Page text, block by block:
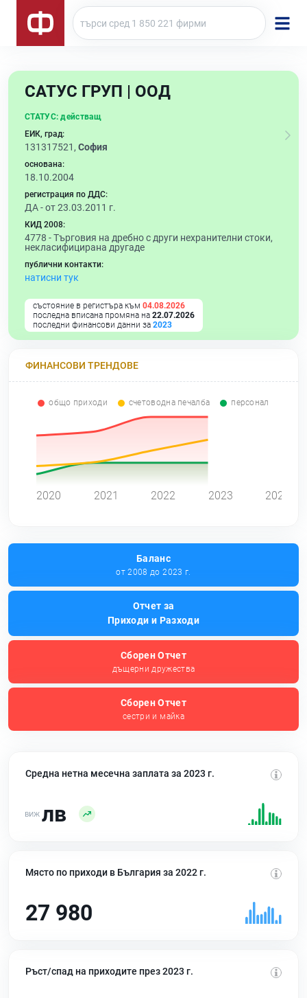
САТУС ГРУП | ООД
СТАТУС: действащ
ЕИК, град:
131317521, София
основана:
18.10.2004
регистрация по ДДС:
ДА - от 23.03.2011 г.
КИД 2008:
4778 -Търговия на дребно с други нехранителни стоки,
некласифицирана другаде
публични контакти:
натисни тук
състояние в регистъра към 04.08.2026
последна вписана промяна на 22.07.2026
последни финансови данни за 2023
ФИНАНСОВИ ТРЕНДОВЕ
общо приходи счетоводна печалба персонал
2020 2021 2022 2023 2024
Баланс
от 2008 до 2023 г.
Отчет за
Приходи и Разходи
Сборен Отчет
дъщерни дружества
Сборен Отчет
сестри и майка
Средна нетна месечна заплата за 2023 г.
лв
Място по приходи в България за 2022 г.
27 980
Ръст/спад на приходите през 2023 г.